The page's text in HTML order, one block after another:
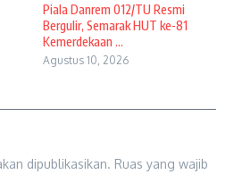
Piala Danrem 012/TU Resmi
Bergulir, Semarak HUT ke-81
Kemerdekaan ...
Agustus 10, 2026
dipublikasikan. Ruas yang wajib